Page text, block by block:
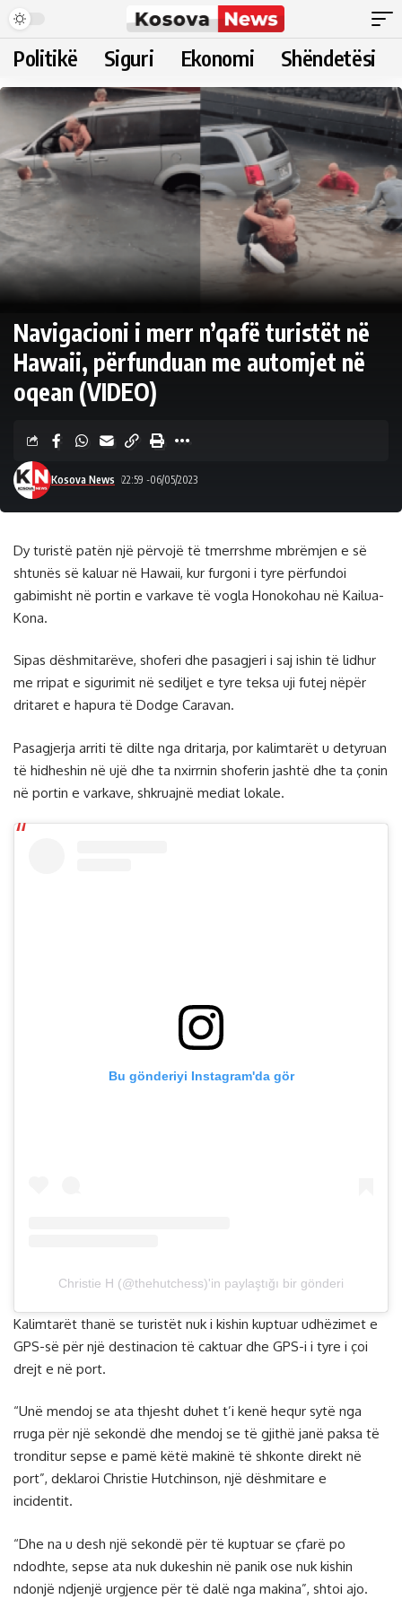
Politikë Siguri Ekonomi Shëndetësi
Navigacioni i merr n’qafë turistët në
Hawaii, përfunduan me automjet në
oqean (VIDEO)
Kosova News 22:59 -06/05/2023
Dy turistë patën një përvojë të tmerrshme mbrëmjen e së
shtunës së kaluar në Hawaii, kur furgoni i tyre përfundoi
gabimisht në portin e varkave të vogla Honokohau në Kailua-
Kona.
Sipas dëshmitarëve, shoferi dhe pasagjeri i saj ishin të lidhur
me rripat e sigurimit në sediljet e tyre teksa uji futej nëpër
dritaret e hapura të Dodge Caravan.
Pasagjerja arriti të dilte nga dritarja, por kalimtarët u detyruan
të hidheshin në ujë dhe ta nxirrnin shoferin jashtë dhe ta çonin
në portin e varkave, shkruajnë mediat lokale.
Bu gönderiyi Instagram'da gör
Christie H (@thehutchess)'in paylaştığı bir gönderi
Kalimtarët thanë se turistët nuk i kishin kuptuar udhëzimet e
GPS-së për një destinacion të caktuar dhe GPS-i i tyre i çoi
drejt e në port.
“Unë mendoj se ata thjesht duhet t’i kenë hequr sytë nga
rruga për një sekondë dhe mendoj se të gjithë janë paksa të
tronditur sepse e pamë këtë makinë të shkonte direkt në
port”, deklaroi Christie Hutchinson, një dëshmitare e
incidentit.
“Dhe na u desh një sekondë për të kuptuar se çfarë po
ndodhte, sepse ata nuk dukeshin në panik ose nuk kishin
ndonjë ndjenjë urgjence për të dalë nga makina”, shtoi ajo.